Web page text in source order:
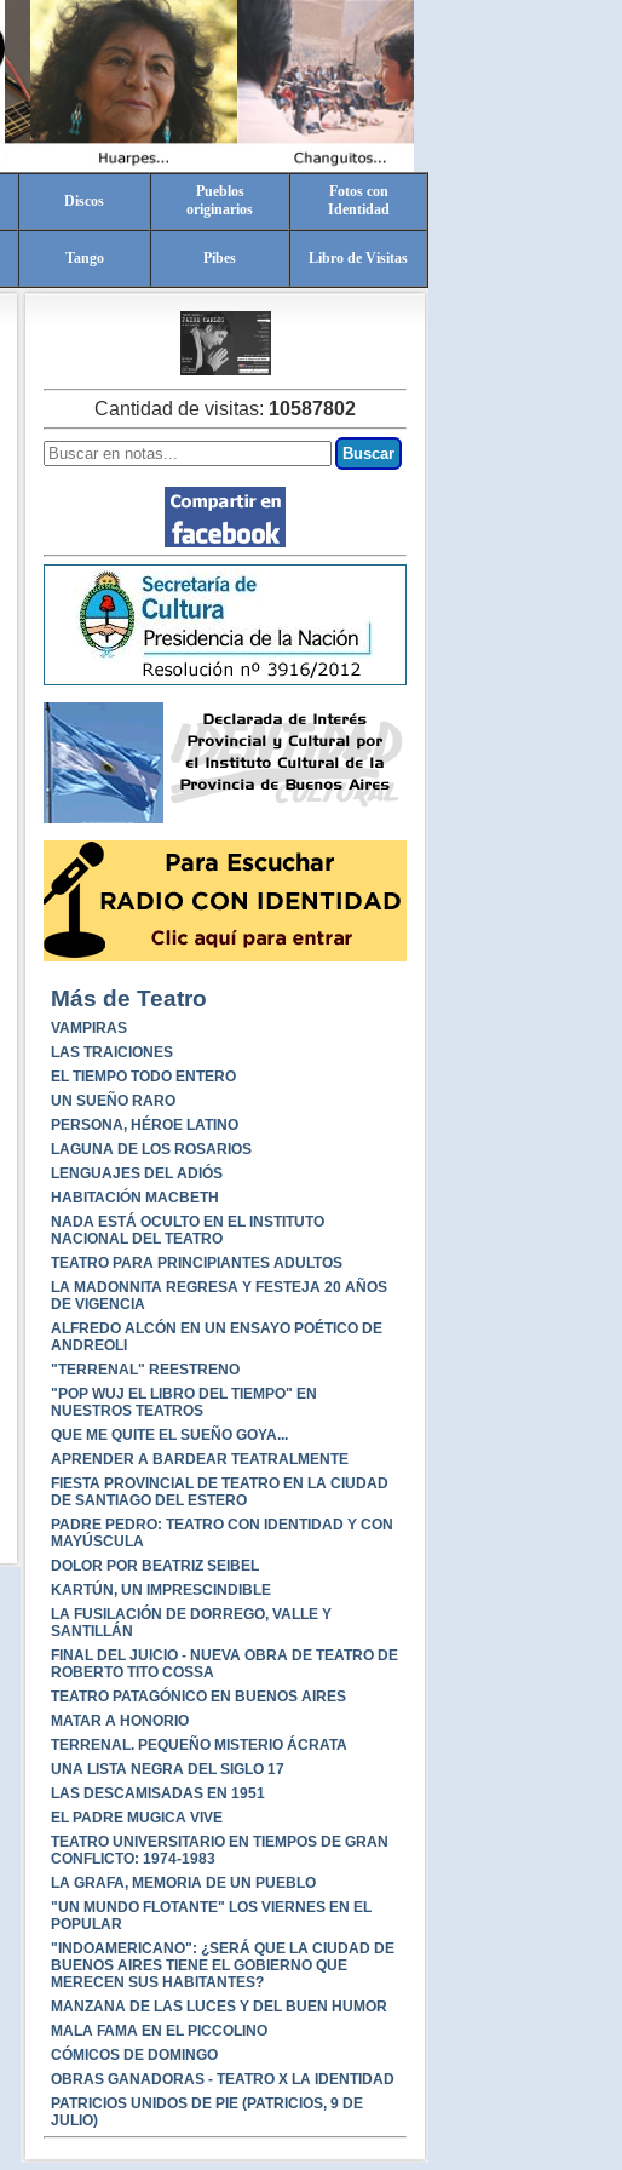
Discos
Pueblos
originarios
Fotos con
Identidad
Tango Pibes Libro de Visitas
Cantidad de visitas: 10587802
Más de Teatro
VAMPIRAS
LAS TRAICIONES
EL TIEMPO TODO ENTERO
UN SUEÑO RARO
PERSONA, HÉROE LATINO
LAGUNA DE LOS ROSARIOS
LENGUAJES DEL ADIÓS
HABITACIÓN MACBETH
NADA ESTÁ OCULTO EN EL INSTITUTO
NACIONAL DEL TEATRO
TEATRO PARA PRINCIPIANTES ADULTOS
LA MADONNITA REGRESA Y FESTEJA 20 AÑOS
DE VIGENCIA
ALFREDO ALCÓN EN UN ENSAYO POÉTICO DE
ANDREOLI
"TERRENAL" REESTRENO
"POP WUJ EL LIBRO DEL TIEMPO" EN
NUESTROS TEATROS
QUE ME QUITE EL SUEÑO GOYA...
APRENDER A BARDEAR TEATRALMENTE
FIESTA PROVINCIAL DE TEATRO EN LA CIUDAD
DE SANTIAGO DEL ESTERO
PADRE PEDRO: TEATRO CON IDENTIDAD Y CON
MAYÚSCULA
DOLOR POR BEATRIZ SEIBEL
KARTÚN, UN IMPRESCINDIBLE
LA FUSILACIÓN DE DORREGO, VALLE Y
SANTILLÁN
FINAL DEL JUICIO - NUEVA OBRA DE TEATRO DE
ROBERTO TITO COSSA
TEATRO PATAGÓNICO EN BUENOS AIRES
MATAR A HONORIO
TERRENAL. PEQUEÑO MISTERIO ÁCRATA
UNA LISTA NEGRA DEL SIGLO 17
LAS DESCAMISADAS EN 1951
EL PADRE MUGICA VIVE
TEATRO UNIVERSITARIO EN TIEMPOS DE GRAN
CONFLICTO: 1974-1983
LA GRAFA, MEMORIA DE UN PUEBLO
"UN MUNDO FLOTANTE" LOS VIERNES EN EL
POPULAR
"INDOAMERICANO": ¿SERÁ QUE LA CIUDAD DE
BUENOS AIRES TIENE EL GOBIERNO QUE
MERECEN SUS HABITANTES?
MANZANA DE LAS LUCES Y DEL BUEN HUMOR
MALA FAMA EN EL PICCOLINO
CÓMICOS DE DOMINGO
OBRAS GANADORAS - TEATRO X LA IDENTIDAD
PATRICIOS UNIDOS DE PIE (PATRICIOS, 9 DE
JULIO)